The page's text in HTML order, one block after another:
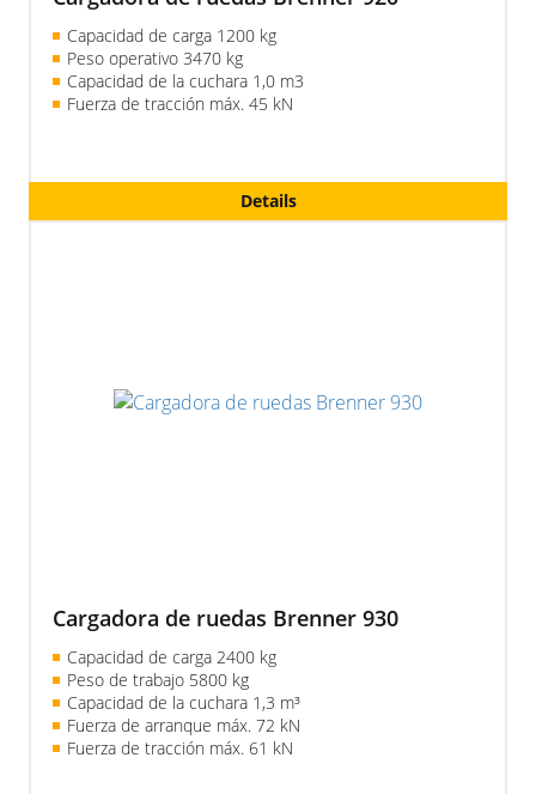
Capacidad de carga 1200 kg
Peso operativo 3470 kg
Capacidad de la cuchara 1,0 m3
Fuerza de tracción máx. 45 kN
Details
Cargadora de ruedas Brenner 930
Capacidad de carga 2400 kg
Peso de trabajo 5800 kg
Capacidad de la cuchara 1,3 m³
Fuerza de arranque máx. 72 kN
Fuerza de tracción máx. 61 kN